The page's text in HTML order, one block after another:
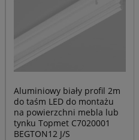
Aluminiowy biały profil 2m
do taśm LED do montażu
na powierzchni mebla lub
tynku Topmet C7020001
BEGTON12 J/S